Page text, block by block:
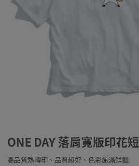
ONE DAY 落肩寬版印花
高品質熱轉印、品質超好、色彩飽滿鮮豔